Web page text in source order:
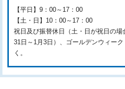
【平日】9：00～17：00
【土・日】10：00～17：00
祝日及び振替休日（土・日が祝日の場
31日～1月3日）、ゴールデンウィー
く。